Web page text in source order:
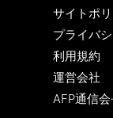
サイトポ
プライバ
利用規約
運営会社
AFP通信